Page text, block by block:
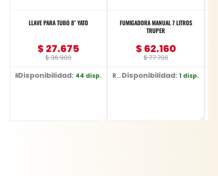
LLAVE PARA TUBO 8″ YATO
$36.900
$ 27.675
Ref: YT-2487
Disponibilidad: 44 disp.
FUMIGADORA MANUAL 7 LITROS
TRUPER
$77.700
$ 62.160
Ref: 1837Disponibilidad: 1 disp.